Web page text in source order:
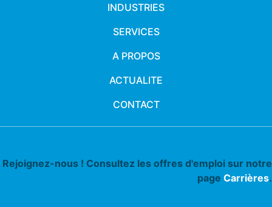
INDUSTRIES
SERVICES
A PROPOS
ACTUALITE
CONTACT
Rejoignez-nous ! Consultez les offres d'emploi sur notre
page Carrières.